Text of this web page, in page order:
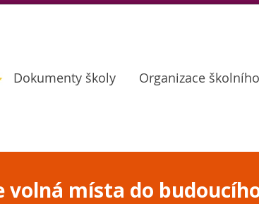
Dokumenty školy Organizace
volná místa do